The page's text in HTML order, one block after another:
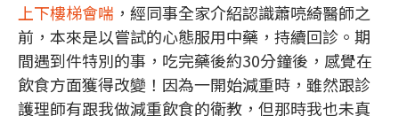
上下樓梯會喘 ，經同事全家介紹認識蕭喨綺醫師之
前，本來是以嘗試的心態服用中藥，持續回診。期
間遇到件特別的事，吃完藥後約30分鐘後，感覺在
飲食方面獲得改變！因為一開始減重時，雖然跟診
護理師有跟我做減重飲食的衛教，但那時我也未真